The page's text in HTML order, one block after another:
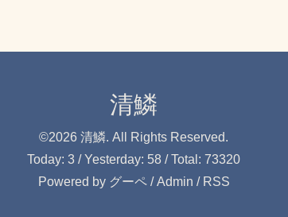
清鱗
©2026 清鱗. All Rights Reserved.
Today: 3 / Yesterday: 58 / Total: 73320
Powered by グーペ/Admin / RSS